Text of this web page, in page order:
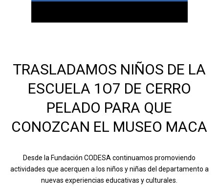
TRASLADAMOS NIÑOS DE LA
ESCUELA 1O7 DE CERRO
PELADO PARA QUE
CONOZCAN EL MUSEO MACA
Desde la Fundación CODESA continuamos promoviendo
actividades que acerquen a los niños y niñas del departamento a
nuevas experiencias educativas y culturales.